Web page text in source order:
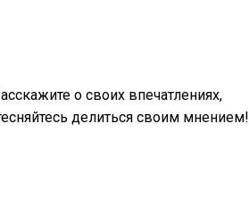
о своих впечатлениях,
делиться своим мнением!